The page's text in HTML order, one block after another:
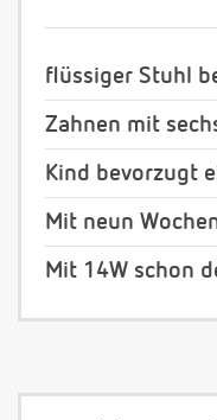
flüssiger Stuhl
Zahnen mit
Kind bevorzugt
Mit neun
Mit 14W schon